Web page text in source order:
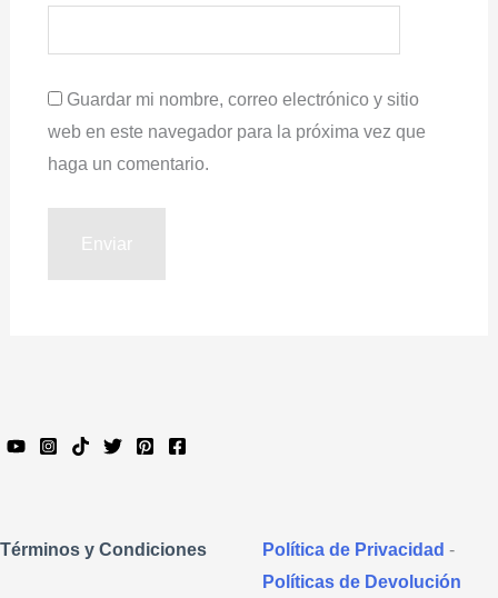
Guardar mi nombre, correo electrónico y sitio
web en este navegador para la próxima vez que
haga un comentario.
Términos y Condiciones Política de Privacidad -
Políticas de Devolución